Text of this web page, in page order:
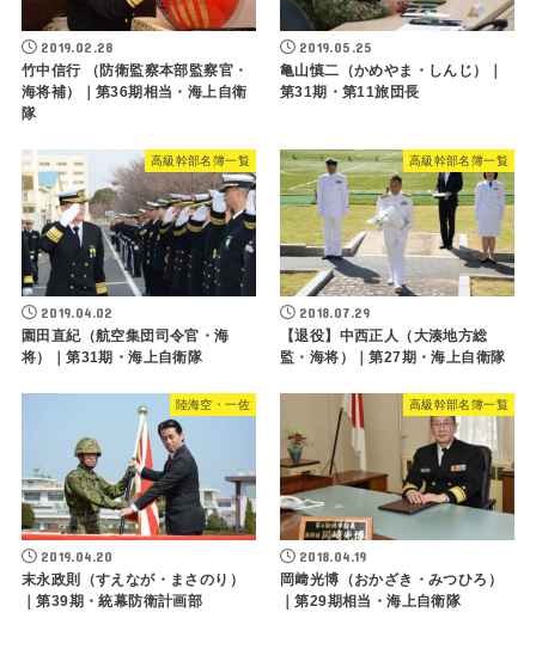
2019.02.28
竹中信行 （防衛監察本部監察官・
海将補）｜第36期相当・海上自衛
隊
2019.05.25
亀山慎二（かめやま・しんじ）｜
第31期・第11旅団長
高級幹部名簿一覧
2019.04.02
園田直紀（航空集団司令官・海
将）｜第31期・海上自衛隊
高級幹部名簿一覧
2018.07.29
【退役】中西正人（大湊地方総
監・海将）｜第27期・海上自衛隊
陸海空・一佐
2019.04.20
末永政則（すえなが・まさのり）
｜第39期・統幕防衛計画部
高級幹部名簿一覧
2018.04.19
岡﨑光博（おかざき・みつひろ）
｜第29期相当・海上自衛隊